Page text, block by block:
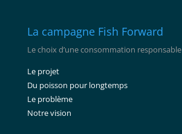
La campagne Fish Forward
Le choix d’une consommation responsable
Le projet
Du poisson pour longtemps
Le problème
Notre vision